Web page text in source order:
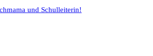
und Schulleiterin!